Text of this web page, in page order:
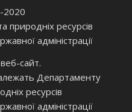
2020
природніх ресурсів
адміністрації
сайт.
Департаменту
ресурсів
адміністрації